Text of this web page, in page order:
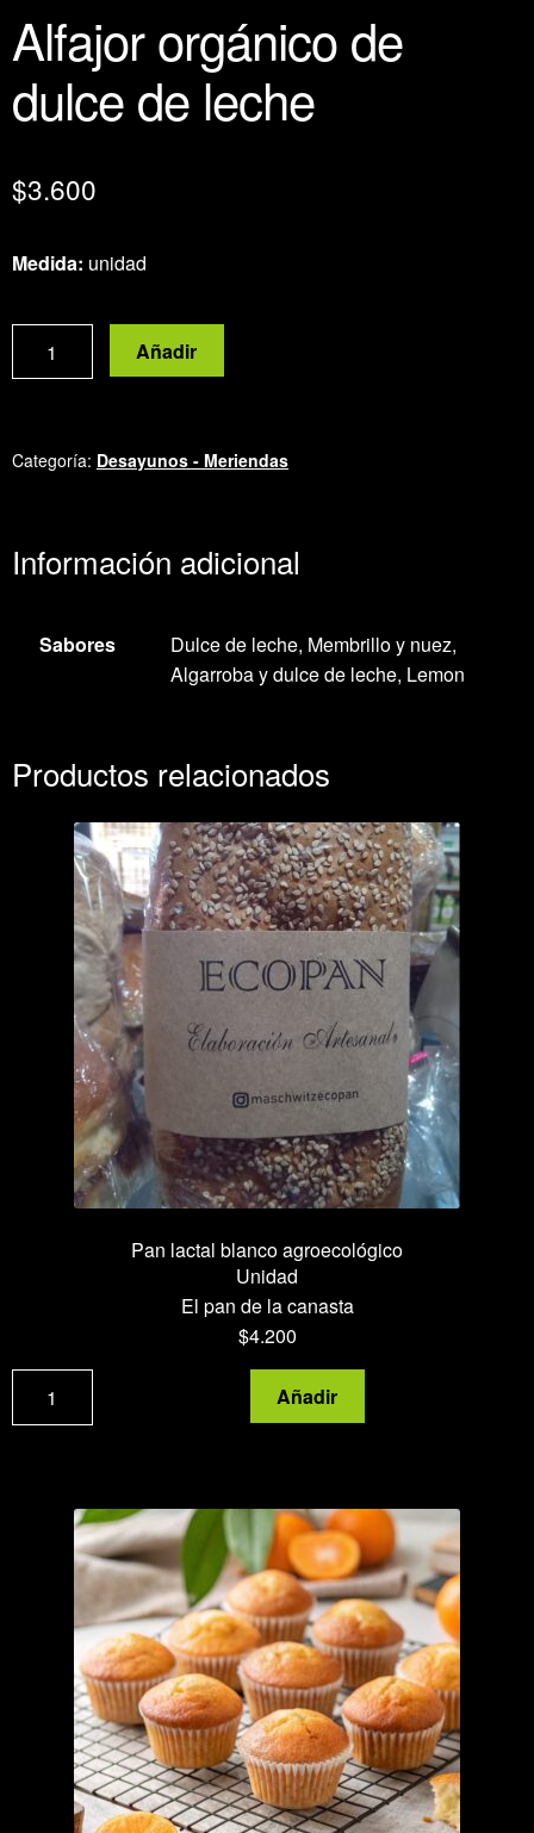
Alfajor orgánico de
dulce de leche
$3.600
Medida: unidad
orgánico
de
Añadir
Categoría: Desayunos - Meriendas
Información adicional
Sabores
Dulce de leche, Membrillo y nuez,
Algarroba y dulce de leche, Lemon
Productos relacionados
Pan lactal blanco agroecológico
Unidad
El pan de la canasta
$4.200
Pan
lactal
cantidad
Añadir